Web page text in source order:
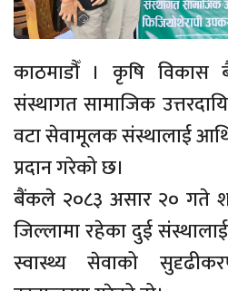
काठमाडौँ । कृषि
संस्थागत सामाजिक
वटा सेवामूलक संस्थालाई
प्रदान गरेको छ।
बैंकले २०८३ असार २० गते
जिल्लामा रहेका दुई
स्वास्थ्य सेवाको